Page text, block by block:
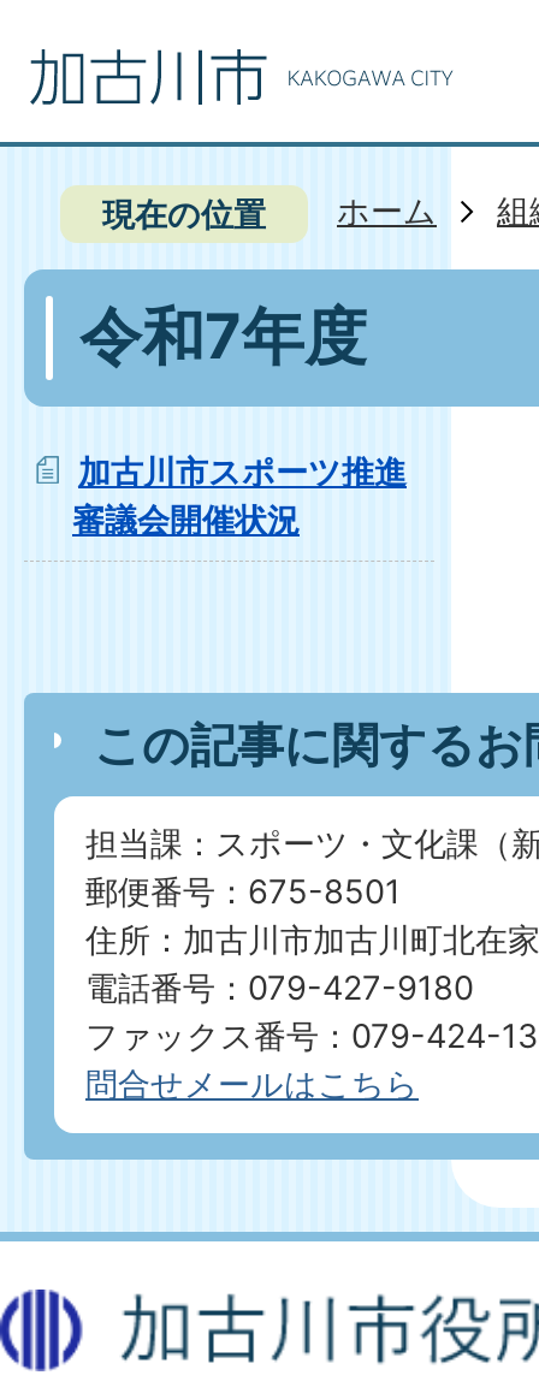
現在の位置 ホーム 組
令和7年度
加古川市スポーツ推進
審議会開催状況
この記事に関する
担当課：スポーツ・文化課（
郵便番号：675-8501
住所：加古川市加古川町北在
電話番号：079-427-9180
ファックス番号：079-424-
問合せメールはこちら